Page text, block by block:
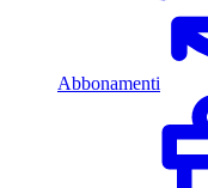
Abbonamenti